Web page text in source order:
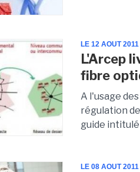
LE 12 AOUT 2011
L'Arcep
fibre
A l'usage
régulation
guide intitulé
LE 08 AOUT 2011